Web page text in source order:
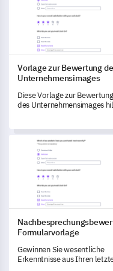
Ihrer Seminare zu gewinnen.
Vorlage zur Bewertung
Unternehmensimages
Diese Vorlage zur Bewertung
des Unternehmensimages
Stakeholder effektiv
einzuschätzen.
Formularvorlage
Gewinnen Sie wesentliche
Erkenntnisse aus Ihren